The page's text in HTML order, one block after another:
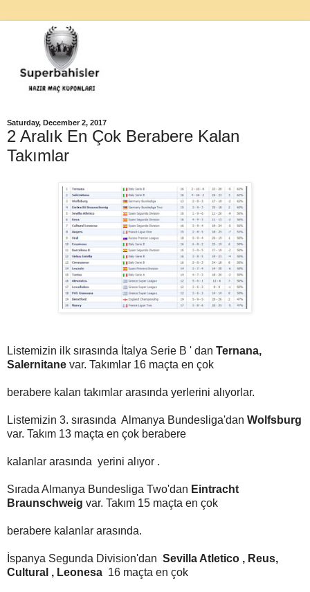
Saturday, December 2, 2017
2 Aralık En Çok Berabere Kalan
Takımlar
Listemizin ilk sırasında İtalya Serie B ' dan Ternana,
Salernitane var. Takımlar 16 maçta en çok
berabere kalan takımlar arasında yerlerini alıyorlar.
Listemizin 3. sırasında Almanya Bundesliga'dan Wolfsburg
var. Takım 13 maçta en çok berabere
kalanlar arasında yerini alıyor .
Sırada Almanya Bundesliga Two'dan Eintracht
Braunschweig var. Takım 15 maçta en çok
berabere kalanlar arasında.
İspanya Segunda Division'dan Sevilla Atletico , Reus,
Cultural , Leonesa 16 maçta en çok